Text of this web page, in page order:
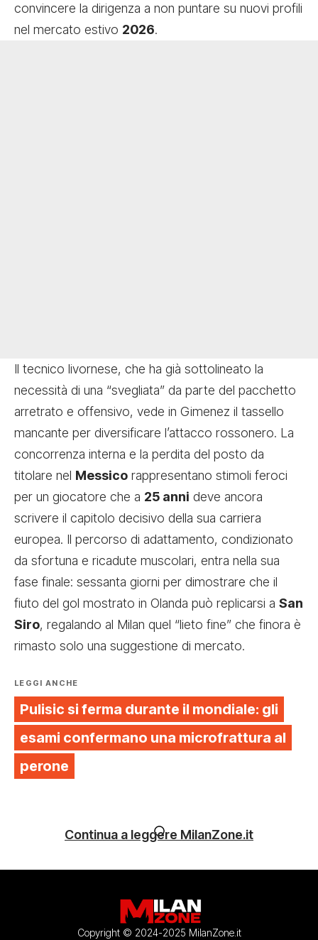
convincere la dirigenza a non puntare su nuovi profili
nel mercato estivo 2026.
Il tecnico livornese, che ha già sottolineato la
necessità di una “svegliata” da parte del pacchetto
arretrato e offensivo, vede in Gimenez il tassello
mancante per diversificare l’attacco rossonero. La
concorrenza interna e la perdita del posto da
titolare nel Messico rappresentano stimoli feroci
per un giocatore che a 25 anni deve ancora
scrivere il capitolo decisivo della sua carriera
europea. Il percorso di adattamento, condizionato
da sfortuna e ricadute muscolari, entra nella sua
fase finale: sessanta giorni per dimostrare che il
fiuto del gol mostrato in Olanda può replicarsi a San
Siro, regalando al Milan quel “lieto fine” che finora è
rimasto solo una suggestione di mercato.
LEGGI ANCHE
Pulisic si ferma durante il mondiale: gli
esami confermano una microfrattura al
perone
Continua a leggere MilanZone.it
Copyright © 2024-2025 MilanZone.it